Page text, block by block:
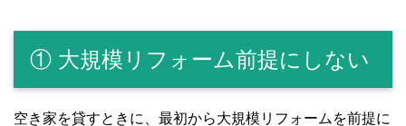
① 大規模リフォーム前提にしない
空き家を貸すときに、最初から大規模リフォームを前提に